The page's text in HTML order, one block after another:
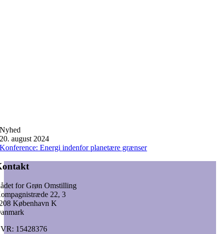
Nyhed
20. august 2024
Konference: Energi indenfor planetære grænser
for Grøn Omstilling
22, 3
København K
15428376